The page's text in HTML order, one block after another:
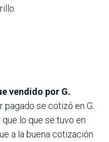
vendido por G.
pagado se cotizó en G.
lo que se tuvo en
a la buena cotización